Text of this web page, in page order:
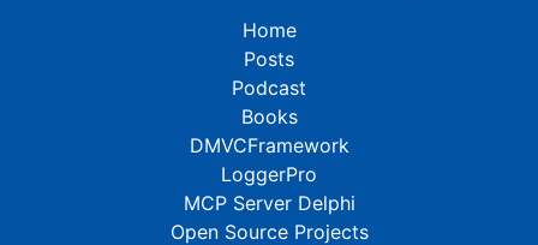
Home
Posts
Podcast
Books
DMVCFramework
LoggerPro
MCP Server Delphi
Open Source Projects